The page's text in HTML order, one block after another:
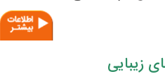
زیبایی